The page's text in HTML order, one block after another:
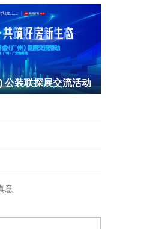
公装联探展交流活动
意